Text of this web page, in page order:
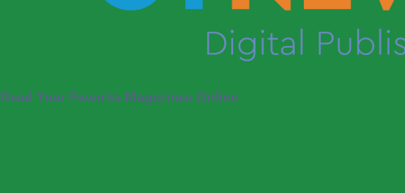
Read Your Favorite Magazines Online